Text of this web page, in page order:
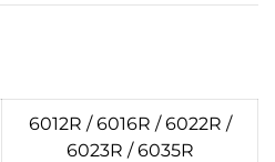
6012R / 6016R / 6022R /
6023R / 6035R